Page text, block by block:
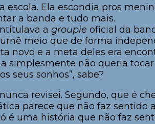
Ela escondia pros
a banda e tudo mais.
a groupie oficial da
meio que de forma
novo e a meta deles era
simplesmente não queria tocar
seus sonhos”, sabe?
revisei. Segundo, que é
parece que não faz
é uma história que não faz